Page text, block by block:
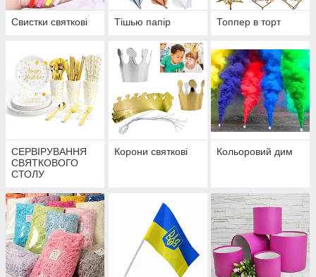
Свистки святкові Тішью папір Топпер в торт
СЕРВІРУВАННЯ
СВЯТКОВОГО
СТОЛУ
Корони святкові Кольоровий дим